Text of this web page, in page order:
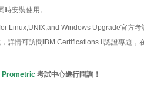
安裝使用。
Linux,UNIX,and Windows Upgrade官方考
詳情可訪問IBM Certifications II認證專題，
Prometric 考試中心進行問詢！